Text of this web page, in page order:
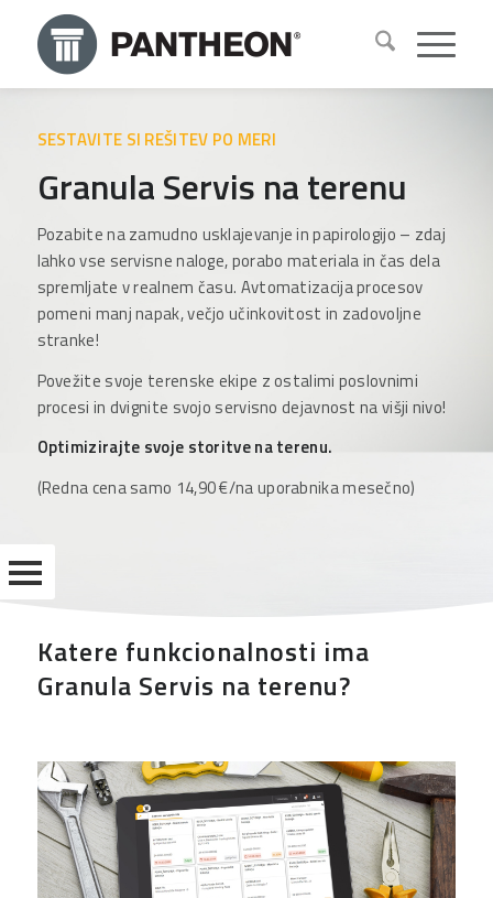
SESTAVITE SI REŠITEV PO MERI
Granula Servis na terenu
Pozabite na zamudno usklajevanje in papirologijo – zdaj
lahko vse servisne naloge, porabo materiala in čas dela
spremljate v realnem času. Avtomatizacija procesov
pomeni manj napak, večjo učinkovitost in zadovoljne
stranke!
Povežite svoje terenske ekipe z ostalimi poslovnimi
procesi in dvignite svojo servisno dejavnost na višji nivo!
Optimizirajte svoje storitve na terenu.
(Redna cena samo 14,90 €/na uporabnika mesečno)
KADRI
NALOGI
DOKUMENTI
OPRAVILA
Katere funkcionalnosti ima
Granula Servis na terenu?